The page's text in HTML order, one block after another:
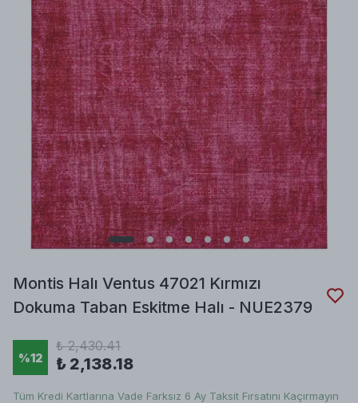
Montis Halı Ventus 47021 Kırmızı
Dokuma Taban Eskitme Halı - NUE2379
%12
₺ 2,430.41
₺ 2,138.18
Tüm Kredi Kartlarına Vade Farksız 6 Ay Taksit Fırsatını Kaçırmayın